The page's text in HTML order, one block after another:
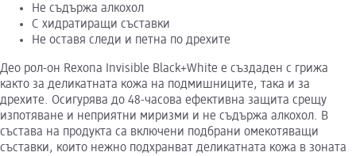
Не съдържа алкохол
С хидратиращи съставки
Не оставя следи и петна по дрехите
Део рол-он Rexona Invisible Black+White е създаден с грижа
както за деликатната кожа на подмишниците, така и за
дрехите. Осигурява до 48-часова ефективна защита срещу
изпотяване и неприятни миризми и не съдържа алкохол. В
състава на продукта са включени подбрани омекотяващи
съставки, които нежно подхранват деликатната кожа в зоната